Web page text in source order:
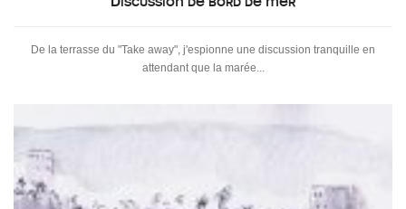
De la terrasse du "Take away", j'espionne une discussion tranquille en
attendant que la marée...